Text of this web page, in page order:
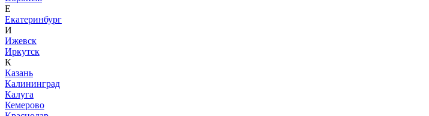
Е
Екатеринбург
И
Ижевск
Иркутск
К
Казань
Калининград
Калуга
Кемерово